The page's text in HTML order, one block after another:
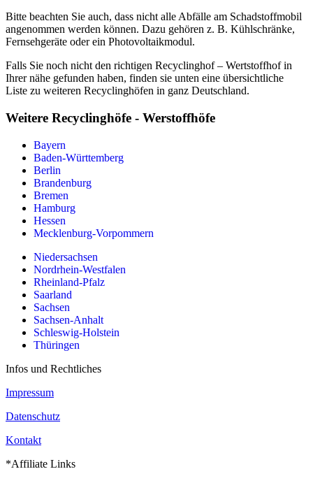
Bitte beachten Sie auch, dass nicht alle Abfälle am Schadstoffmobil
angenommen werden können. Dazu gehören z. B. Kühlschränke,
Fernsehgeräte oder ein Photovoltaikmodul.
Falls Sie noch nicht den richtigen Recyclinghof – Wertstoffhof in
Ihrer nähe gefunden haben, finden sie unten eine übersichtliche
Liste zu weiteren Recyclinghöfen in ganz Deutschland.
Weitere Recyclinghöfe - Werstoffhöfe
Bayern
Baden-Württemberg
Berlin
Brandenburg
Bremen
Hamburg
Hessen
Mecklenburg-Vorpommern
Niedersachsen
Nordrhein-Westfalen
Rheinland-Pfalz
Saarland
Sachsen
Sachsen-Anhalt
Schleswig-Holstein
Thüringen
Infos und Rechtliches
Impressum
Datenschutz
Kontakt
*Affiliate Links